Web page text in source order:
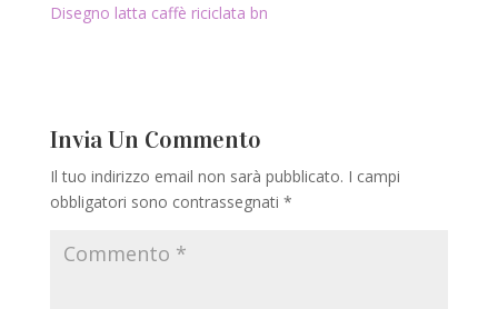
Disegno latta caffè riciclata bn
Invia Un Commento
Il tuo indirizzo email non sarà pubblicato. I campi
obbligatori sono contrassegnati *